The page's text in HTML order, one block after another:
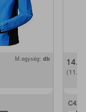
M.egység: db
C42 -